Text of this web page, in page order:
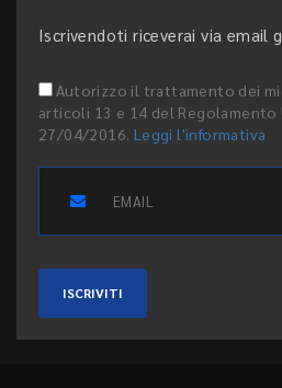
Iscrivendoti riceverai via email
Autorizzo il trattamento dei
articoli 13 e 14 del Regolamento
27/04/2016. Leggi l'informativa
ISCRIVITI